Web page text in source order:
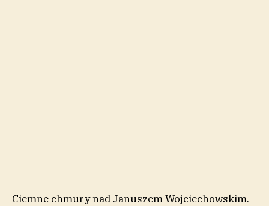
Ciemne chmury nad Januszem Wojciechowskim.